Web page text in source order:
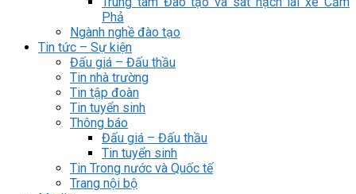
Phả
Ngành nghề đào tạo
Tin tức – Sự kiện
Đấu giá – Đấu thầu
Tin nhà trường
Tin tập đoàn
Tin tuyển sinh
Thông báo
Đấu giá – Đấu thầu
Tin tuyển sinh
Tin Trong nước và Quốc tế
Trang nội bộ